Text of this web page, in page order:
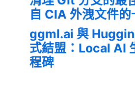
自 CIA 外洩文件
ggml.ai 與
式結盟：Local AI
程碑